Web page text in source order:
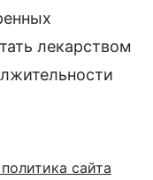
лекарством
сайта